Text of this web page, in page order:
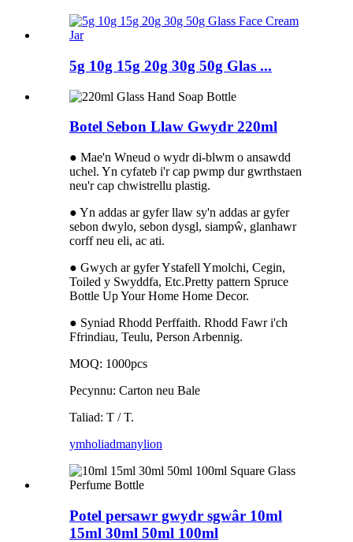
5g 10g 15g 20g 30g 50g Glas ...
Botel Sebon Llaw Gwydr 220ml
● Mae'n Wneud o wydr di-blwm o ansawdd
uchel. Yn cyfateb i'r cap pwmp dur gwrthstaen
neu'r cap chwistrellu plastig.
● Yn addas ar gyfer llaw sy'n addas ar gyfer
sebon dwylo, sebon dysgl, siampŵ, glanhawr
corff neu eli, ac ati.
● Gwych ar gyfer Ystafell Ymolchi, Cegin,
Toiled y Swyddfa, Etc.Pretty pattern Spruce
Bottle Up Your Home Home Decor.
● Syniad Rhodd Perffaith. Rhodd Fawr i'ch
Ffrindiau, Teulu, Person Arbennig.
MOQ: 1000pcs
Pecynnu: Carton neu Bale
Taliad: T / T.
ymholiadmanylion
Potel persawr gwydr sgwâr 10ml
15ml 30ml 50ml 100ml